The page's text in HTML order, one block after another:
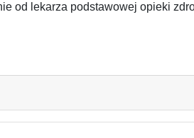
od lekarza podstawowej opieki